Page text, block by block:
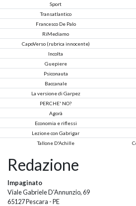
Sport
Transatlantico
Francesco De Palo
RiMediamo
CapoVerso (rubrica innocente)
Incolta
Guepiere
Psiconauta
Baccanale
La versione di Garpez
PERCHE' NO?
Agorà
Economia e riflessi
Lezione con Gabrigar
Tallone D'Achille
Redazione
Impaginato
Viale Gabriele D'Annunzio, 69
65127 Pescara - PE